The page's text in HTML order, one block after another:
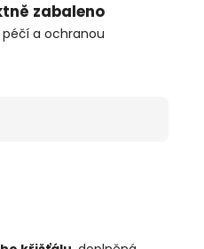
zabaleno
péčí a ochranou